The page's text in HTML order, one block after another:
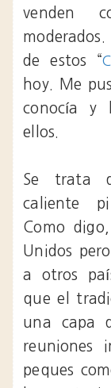
venden
de estos “
hoy. Me
conocía y
ellos.
Se trata
caliente
Como
Unidos
a otros
que el
una capa
reuniones
peques